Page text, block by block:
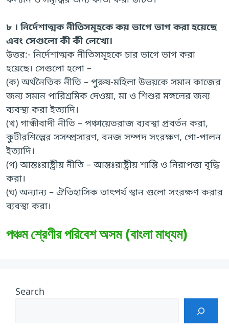
৮ । নির্দেশাত্মক নীতিসমূহকে কয় ভাগে ভাগ করা হয়েছে
এবং সেগুলো কী কী লেখো।
উত্তর:- নির্দেশাত্মক নীতিসমূহকে চার ভাগে ভাগ করা
হয়েছে। সেগুলো হলো –
(ক) অর্থনৈতিক নীতি – পুরুষ-মহিলা উভয়কে সমান কাজের
জন্য সমান পারিশ্রমিক দেওয়া, মা ও শিশুর মঙ্গলের জন্য
ব্যবস্থা করা ইত্যাদি।
(খ) গান্ধীবাদী নীতি – পঞ্চায়েতরাজ ব্যবস্থা প্রবর্তন করা,
কুটীরশিল্পের সসম্প্রসারণ, বনজ সম্পদ সংরক্ষণ, গো-পালন
ইত্যাদি।
(গ) আন্তঃরাষ্ট্রীয় নীতি – আন্তঃরাষ্ট্রীয় শান্তি ও নিরাপত্তা বৃদ্ধি
করা।
(ঘ) অন্যান্য – ঐতিহাসিক তাৎপর্য স্থান গুলো সংরক্ষণ করার
ব্যবস্থা করা।
পঞ্চম শ্রেণীর পরিবেশ অসম (বাংলা মাধ্যম)
Search